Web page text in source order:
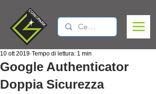
Google Authenticator
Doppia Sicurezza
10 ott 2019 Tempo di lettura: 1 min